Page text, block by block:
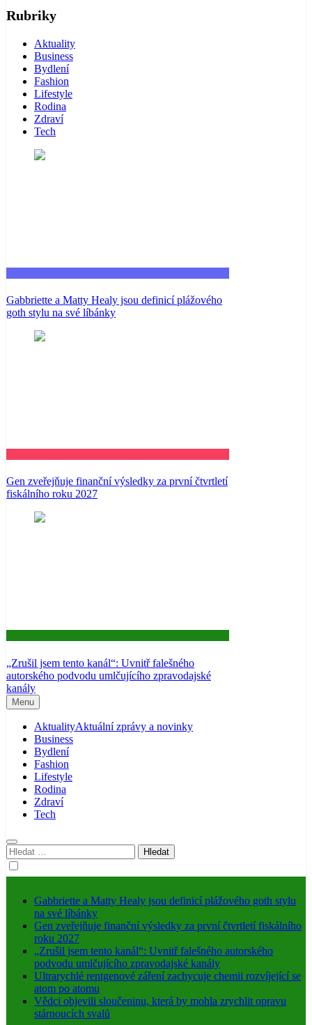
Rubriky
Aktuality
Business
Bydlení
Fashion
Lifestyle
Rodina
Zdraví
Tech
Gabbriette a Matty Healy jsou definicí plážového
goth stylu na své líbánky
Gen zveřejňuje finanční výsledky za první čtvrtletí
fiskálního roku 2027
„Zrušil jsem tento kanál“: Uvnitř falešného
autorského podvodu umlčujícího zpravodajské
kanály
Menu
AktualityAktuální zprávy a novinky
Business
Bydlení
Fashion
Lifestyle
Rodina
Zdraví
Tech
Vyhledávání
Gabbriette a Matty Healy jsou definicí plážového goth stylu
na své líbánky
Gen zveřejňuje finanční výsledky za první čtvrtletí fiskálního
roku 2027
„Zrušil jsem tento kanál“: Uvnitř falešného autorského
podvodu umlčujícího zpravodajské kanály
Ultrarychlé rentgenové záření zachycuje chemii rozvíjející se
atom po atomu
Vědci objevili sloučeninu, která by mohla zrychlit opravu
stárnoucích svalů